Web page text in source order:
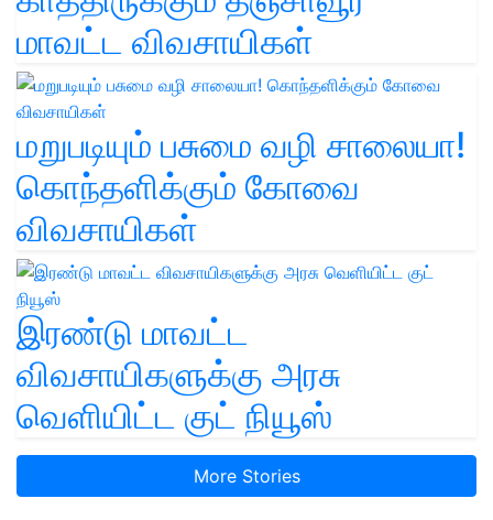
மாவட்ட விவசாயிகள்
மறுபடியும் பசுமை வழி சாலையா!
கொந்தளிக்கும் கோவை
விவசாயிகள்
இரண்டு மாவட்ட
விவசாயிகளுக்கு அரசு
வெளியிட்ட குட் நியூஸ்
More Stories